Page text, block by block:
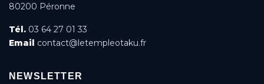
80200 Péronne
Tél. 03 64 27 01 33
Email contact@letempleotaku.fr
NEWSLETTER